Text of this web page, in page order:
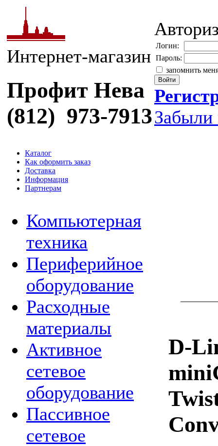
Интернет-магазин
Профит Нева
(812) 973-7913
Логин:
Пароль:
запомнить
Забыли
Каталог
Как оформить заказ
Доставка
Информация
Партнерам
Компьютерная
техника
Периферийное
оборудование
Расходные
материалы
Активное
сетевое
оборудование
Пассивное
сетевое
D-